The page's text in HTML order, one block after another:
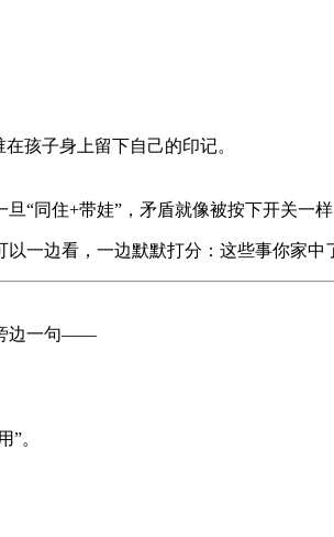
孩子身上留下自己的印记。
“同住+带娃”，矛盾就像被按下开关一
一边看，一边默默打分：这些事你家中
边一句——
”。